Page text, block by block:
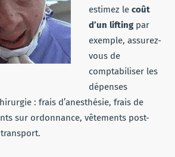
estimez le coût
d’un liftingpar
exemple, assurez-
vous de
comptabiliser les
dépenses
: frais d’anesthésie, frais de
sur ordonnance, vêtements post-